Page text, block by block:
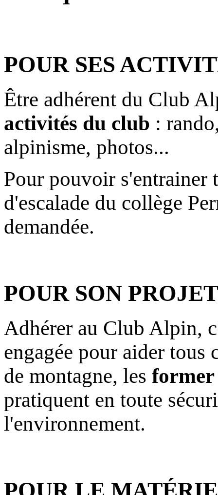
POUR SES
Être adhérent du Club
activités du club :
alpinisme, photos...
Pour pouvoir s'entrainer
d'escalade du collège
demandée.
POUR SON
Adhérer au Club Alpin,
engagée pour aider
de montagne, les former
pratiquent en toute
l'environnement.